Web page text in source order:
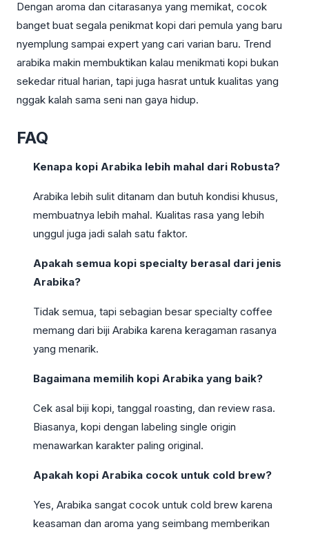
Dengan aroma dan citarasanya yang memikat, cocok
banget buat segala penikmat kopi dari pemula yang baru
nyemplung sampai expert yang cari varian baru. Trend
arabika makin membuktikan kalau menikmati kopi bukan
sekedar ritual harian, tapi juga hasrat untuk kualitas yang
nggak kalah sama seni nan gaya hidup.
FAQ
Kenapa kopi Arabika lebih mahal dari Robusta?
Arabika lebih sulit ditanam dan butuh kondisi khusus,
membuatnya lebih mahal. Kualitas rasa yang lebih
unggul juga jadi salah satu faktor.
Apakah semua kopi specialty berasal dari jenis
Arabika?
Tidak semua, tapi sebagian besar specialty coffee
memang dari biji Arabika karena keragaman rasanya
yang menarik.
Bagaimana memilih kopi Arabika yang baik?
Cek asal biji kopi, tanggal roasting, dan review rasa.
Biasanya, kopi dengan labeling single origin
menawarkan karakter paling original.
Apakah kopi Arabika cocok untuk cold brew?
Yes, Arabika sangat cocok untuk cold brew karena
keasaman dan aroma yang seimbang memberikan